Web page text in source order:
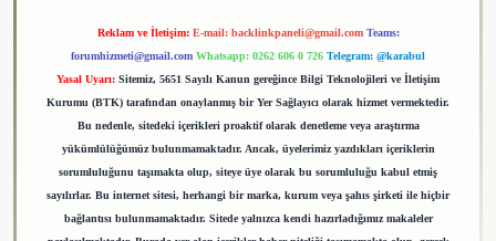
Reklam ve İletişim: E-mail: backlinkpaneli@gmail.com Teams:
forumhizmeti@gmail.com Whatsapp: 0262 606 0 726 Telegram: @karabul
Yasal Uyarı: Sitemiz, 5651 Sayılı Kanun gereğince Bilgi Teknolojileri ve İletişim
Kurumu (BTK) tarafından onaylanmış bir Yer Sağlayıcı olarak hizmet vermektedir.
Bu nedenle, sitedeki içerikleri proaktif olarak denetleme veya araştırma
yükümlülüğümüz bulunmamaktadır. Ancak, üyelerimiz yazdıkları içeriklerin
sorumluluğunu taşımakta olup, siteye üye olarak bu sorumluluğu kabul etmiş
sayılırlar. Bu internet sitesi, herhangi bir marka, kurum veya şahıs şirketi ile hiçbir
bağlantısı bulunmamaktadır. Sitede yalnızca kendi hazırladığımız makaleler